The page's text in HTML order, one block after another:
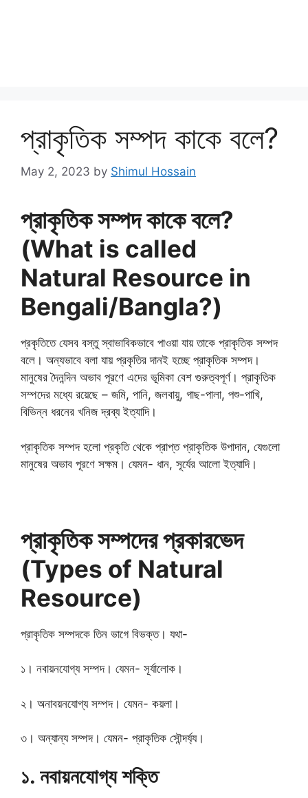
প্রাকৃতিক সম্পদ কাকে বলে?
May 2, 2023 by Shimul Hossain
প্রাকৃতিক সম্পদ কাকে বলে?
(What is called
Natural Resource in
Bengali/Bangla?)
প্রকৃতিতে যেসব বস্তু স্বাভাবিকভাবে পাওয়া যায় তাকে প্রাকৃতিক সম্পদ
বলে। অন্যভাবে বলা যায় প্রকৃতির দানই হচ্ছে প্রাকৃতিক সম্পদ।
মানুষের দৈনন্দিন অভাব পূরণে এদের ভূমিকা বেশ গুরুত্বপূর্ণ। প্রাকৃতিক
সম্পদের মধ্যে রয়েছে – জমি, পানি, জলবায়ু, গাছ-পালা, পশু-পাখি,
বিভিন্ন ধরনের খনিজ দ্রব্য ইত্যাদি।
প্রাকৃতিক সম্পদ হলো প্রকৃতি থেকে প্রাপ্ত প্রাকৃতিক উপাদান, যেগুলো
মানুষের অভাব পূরণে সক্ষম। যেমন- ধান, সূর্যের আলো ইত্যাদি।
প্রাকৃতিক সম্পদের প্রকারভেদ
(Types of Natural
Resource)
প্রাকৃতিক সম্পদকে তিন ভাগে বিভক্ত। যথা-
১। নবায়নযোগ্য সম্পদ। যেমন- সূর্যালোক।
২। অনাবয়নযোগ্য সম্পদ। যেমন- কয়লা।
৩। অন্যান্য সম্পদ। যেমন- প্রাকৃতিক সৌন্দর্য্য।
১. নবায়নযোগ্য শক্তি